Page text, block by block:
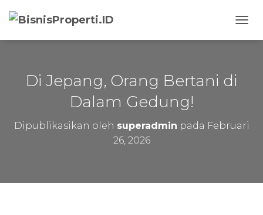
O
Di Jepang, Orang Bertani di
Dalam Gedung!
Dipublikasikan oleh superadmin pada Februari
26, 2026